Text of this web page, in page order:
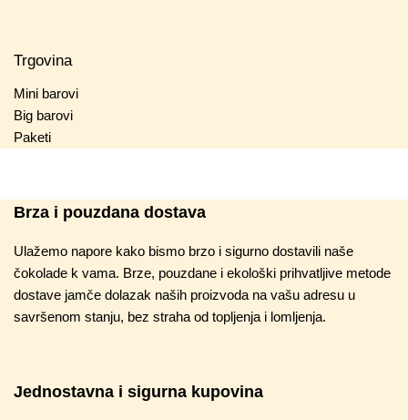
Trgovina
Mini barovi
Big barovi
Paketi
Brza i pouzdana dostava
Ulažemo napore kako bismo brzo i sigurno dostavili naše
čokolade k vama. Brze, pouzdane i ekološki prihvatljive metode
dostave jamče dolazak naših proizvoda na vašu adresu u
savršenom stanju, bez straha od topljenja i lomljenja.
Jednostavna i sigurna kupovina